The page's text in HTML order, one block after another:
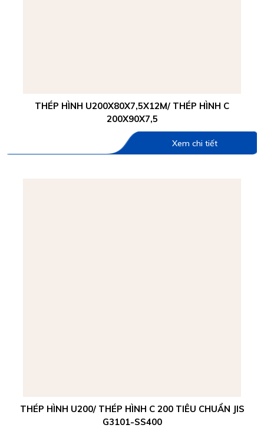
THÉP HÌNH U200X80X7,5X12M/ THÉP HÌNH C
200X90X7,5
Xem chi tiết
THÉP HÌNH U200/ THÉP HÌNH C 200 TIÊU CHUẨN JIS
G3101-SS400